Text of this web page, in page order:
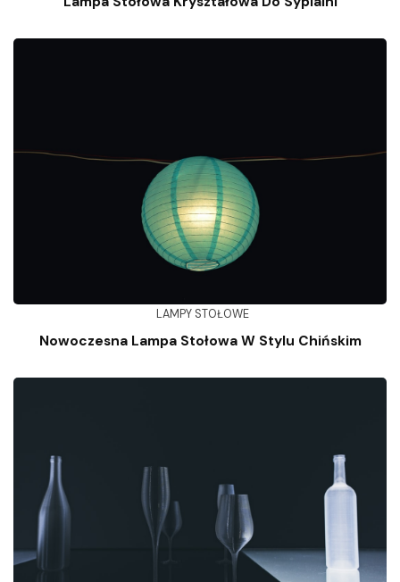
LAMPY STOŁOWE
Nowoczesna Lampa Stołowa W Stylu Chińskim